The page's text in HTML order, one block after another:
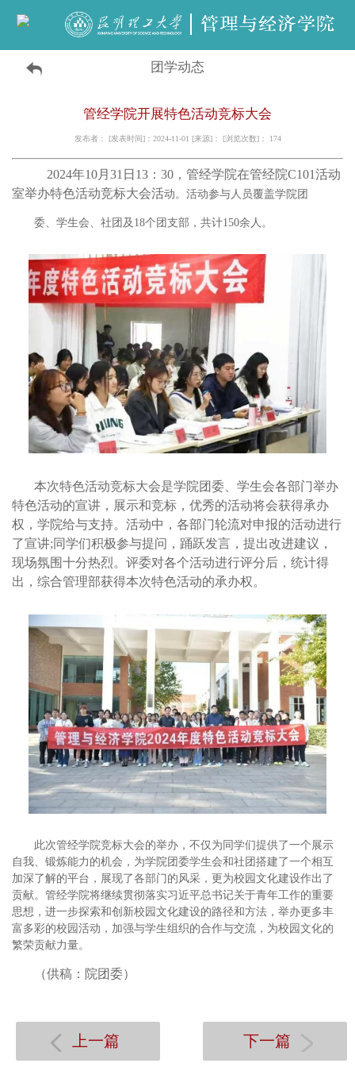
团学动态
管经学院开展特色活动竞标大会
发布者： [发表时间]：2024-11-01 [来源]： [浏览次数]： 174
2024年10月31日13：30，管经学院在管经院C101活动
室举办特色活动竞标大会活动。 活动参与人员覆盖学院团
委、 学生会、社团及18个团支部，共计150余人。
本次特色活动竞标大会是学院团委、学生会各部门举办
特色活动的宣讲，展示和竞标，优秀的活动将会获得承办
权，学院给与支持。活动中，各部门轮流对申报的活动进行
了宣讲;同学们积极参与提问，踊跃发言，提出改进建议，
现场氛围十分热烈。评委对各个活动进行评分后，统计得
出，综合管理部获得本次特色活动的承办权。
此次管经学院竞标大会的举办，不仅为同学们提供了一个展示
自我、锻炼能力的机会，为学院团委学生会和社团搭建了一个相互
加深了解的平台，展现了各部门的风采，更为校园文化建设作出了
贡献。管经学院将继续贯彻落实习近平总书记关于青年工作的重要
思想，进一步探索和创新校园文化建设的路径和方法，举办更多丰
富多彩的校园活动，加强与学生组织的合作与交流，为校园文化的
繁荣贡献力量。
（供稿：院团委）
上一篇 下一篇